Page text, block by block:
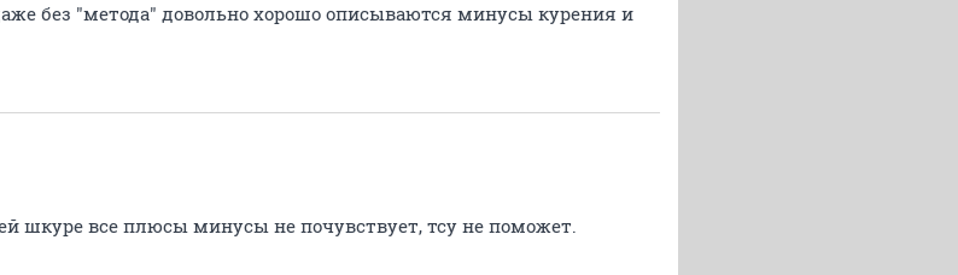
без "метода" довольно хорошо описываются минусы курения и
шкуре все плюсы минусы не почувствует, тсу не поможет.